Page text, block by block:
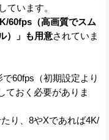
ています。
60fps（高画質でスム
）」も用意されていま
60fps（初期設定より
ておく必要がありま
り、8やXであれば4K/